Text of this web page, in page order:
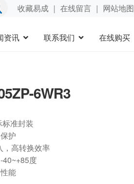
收藏易成｜ 在线留言｜ 网站地图
资讯 联系我们 在线购买
6WR3
准封装
护
，高转换效率
40~+85度
能